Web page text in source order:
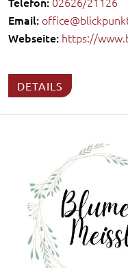
Email:
Webseite: https://
DETAILS